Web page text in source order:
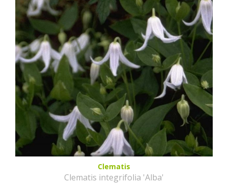
Clematis
Clematis integrifolia 'Alba'